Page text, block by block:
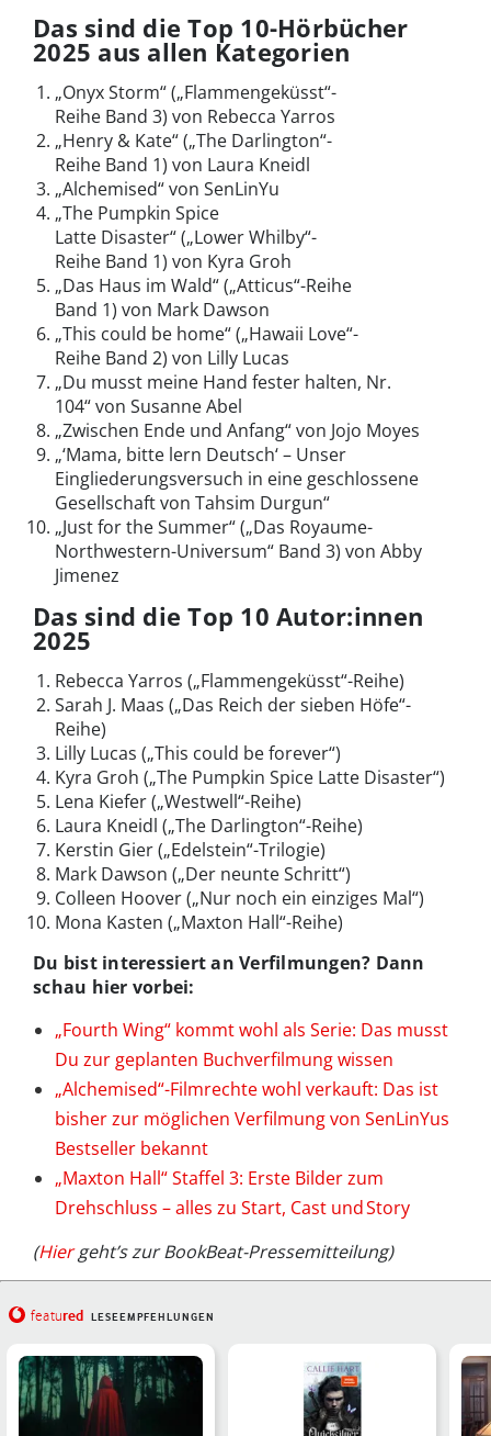
Das sind die Top 10-Hörbücher
2025 aus allen Kategorien
„Onyx Storm“ („Flammengeküsst“-
Reihe Band 3) von Rebecca Yarros
„Henry & Kate“ („The Darlington“-
Reihe Band 1) von Laura Kneidl
„Alchemised“ von SenLinYu
„The Pumpkin Spice
Latte Disaster“ („Lower Whilby“-
Reihe Band 1) von Kyra Groh
„Das Haus im Wald“ („Atticus“-Reihe
Band 1) von Mark Dawson
„This could be home“ („Hawaii Love“-
Reihe Band 2) von Lilly Lucas
„Du musst meine Hand fester halten, Nr.
104“ von Susanne Abel
„Zwischen Ende und Anfang“ von Jojo Moyes
„‘Mama, bitte lern Deutsch‘ – Unser
Eingliederungsversuch in eine geschlossene
Gesellschaft von Tahsim Durgun“
„Just for the Summer“ („Das Royaume-
Northwestern-Universum“ Band 3) von Abby
Jimenez
Das sind die Top 10 Autor:innen
2025
Rebecca Yarros („Flammengeküsst“-Reihe)
Sarah J. Maas („Das Reich der sieben Höfe“-
Reihe)
Lilly Lucas („This could be forever“)
Kyra Groh („The Pumpkin Spice Latte Disaster“)
Lena Kiefer („Westwell“-Reihe)
Laura Kneidl („The Darlington“-Reihe)
Kerstin Gier („Edelstein“-Trilogie)
Mark Dawson („Der neunte Schritt“)
Colleen Hoover („Nur noch ein einziges Mal“)
Mona Kasten („Maxton Hall“-Reihe)
Du bist interessiert an Verfilmungen? Dann
schau hier vorbei:
„Fourth Wing“ kommt wohl als Serie: Das musst
Du zur geplanten Buchverfilmung wissen
„Alchemised“-Filmrechte wohl verkauft: Das ist
bisher zur möglichen Verfilmung von SenLinYus
Bestseller bekannt
„Maxton Hall“ Staffel 3: Erste Bilder zum
Drehschluss – alles zu Start, Cast und Story
(Hiergeht’s zur BookBeat-Pressemitteilung)
featured LESEEMPFEHLUNGEN